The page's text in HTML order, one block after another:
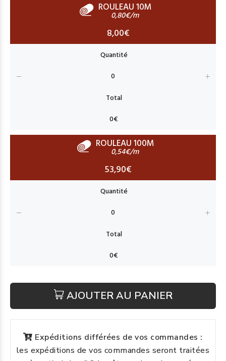
ROULEAU 10M
0,80€/m
8,00€
ROULEAU 100M
0,54€/m
53,90€
AJOUTER AU PANIER
Expéditions différées de vos commandes :
les expéditions de vos commandes seront traitées